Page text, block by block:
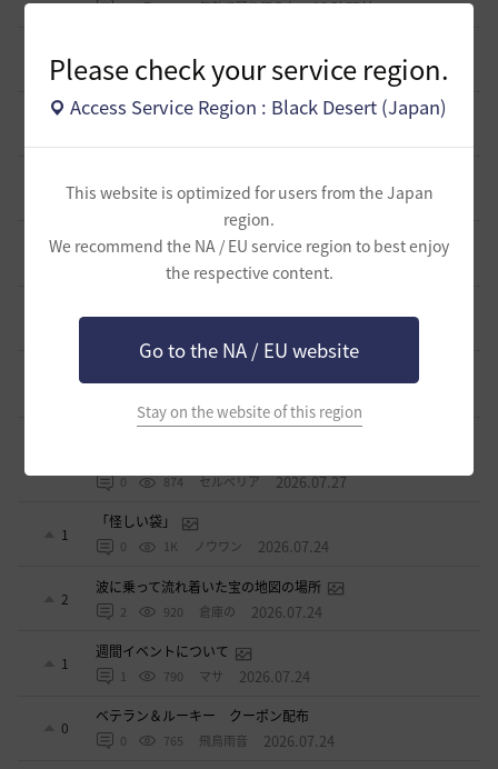
Please check your service region.
Access Service Region : Black Desert (Japan)
This website is optimized for users from the Japan
region.
We recommend the NA / EU service region to best enjoy
the respective content.
Go to the NA / EU website
Stay on the website of this region
0 221 無敵で踊り狂う女 19 時間前
0
0 257 tanupon 1 日前
そんなこと知ってらぁ…なこと？
0
0 394 威璃亜-日本 2 日前
0
取引所の購入の仕方について
410 歩くマシュマロ-日本 2 日前
0 874 セルベリア 2026.07.27
1
「怪しい袋」
0 1K ノウワン 2026.07.24
2
波に乗って流れ着いた宝の地図の場所
2 920 倉庫の 2026.07.24
1
週間イベントについて
1 790 マサ 2026.07.24
0
ベテラン＆ルーキー クーポン配布
0 765 飛鳥雨音 2026.07.24